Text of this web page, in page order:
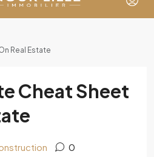
Real Estate
Cheat Sheet
0